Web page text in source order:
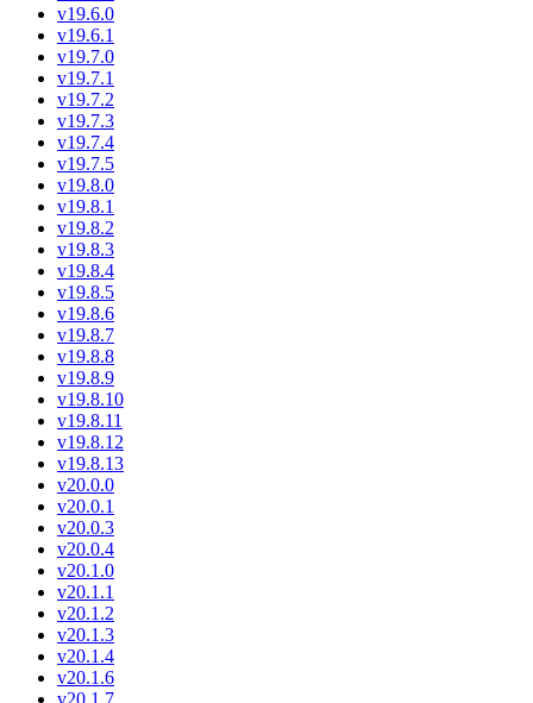
v19.6.0
v19.6.1
v19.7.0
v19.7.1
v19.7.2
v19.7.3
v19.7.4
v19.7.5
v19.8.0
v19.8.1
v19.8.2
v19.8.3
v19.8.4
v19.8.5
v19.8.6
v19.8.7
v19.8.8
v19.8.9
v19.8.10
v19.8.11
v19.8.12
v19.8.13
v20.0.0
v20.0.1
v20.0.3
v20.0.4
v20.1.0
v20.1.1
v20.1.2
v20.1.3
v20.1.4
v20.1.6
v20.1.7